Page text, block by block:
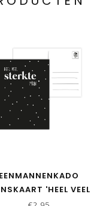
EENMANNENKADO
'HEEL VEEL
STERKTE MAN' -